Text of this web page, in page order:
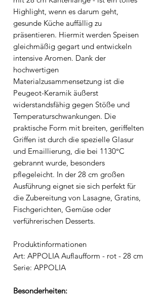
Highlight, wenn es darum geht,
gesunde Küche auffällig zu
präsentieren. Hiermit werden Speisen
gleichmäßig gegart und entwickeln
intensive Aromen. Dank der
hochwertigen
Materialzusammensetzung ist die
Peugeot-Keramik äußerst
widerstandsfähig gegen Stöße und
Temperaturschwankungen. Die
praktische Form mit breiten, geriffelten
Griffen ist durch die spezielle Glasur
und Emaillierung, die bei 1130°C
gebrannt wurde, besonders
pflegeleicht. In der 28 cm großen
Ausführung eignet sie sich perfekt für
die Zubereitung von Lasagne, Gratins,
Fischgerichten, Gemüse oder
verführerischen Desserts.
Produktinformationen
Art: APPOLIA Auflaufform - rot - 28 cm
Serie: APPOLIA
Besonderheiten: